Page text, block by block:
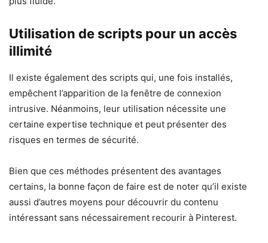
Utilisation de scripts pour un accès
illimité
Il existe également des scripts qui, une fois installés,
empêchent l’apparition de la fenêtre de connexion
intrusive. Néanmoins, leur utilisation nécessite une
certaine expertise technique et peut présenter des
risques en termes de sécurité.
Bien que ces méthodes présentent des avantages
certains, la bonne façon de faire est de noter qu’il existe
aussi d’autres moyens pour découvrir du contenu
intéressant sans nécessairement recourir à Pinterest.